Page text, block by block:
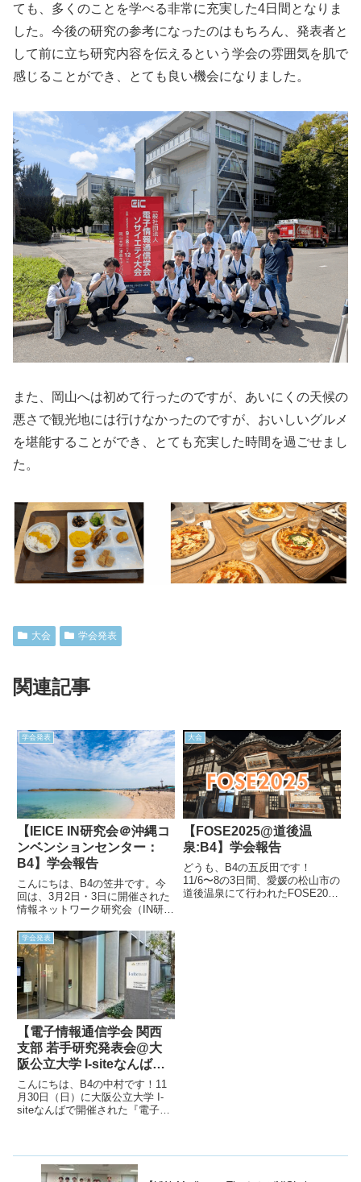
ても、多くのことを学べる非常に充実した4日間となりま
した。今後の研究の参考になったのはもちろん、発表者と
して前に立ち研究内容を伝えるという学会の雰囲気を肌で
感じることができ、とても良い機会になりました。
また、岡山へは初めて行ったのですが、あいにくの天候の
悪さで観光地には行けなかったのですが、おいしいグルメ
を堪能することができ、とても充実した時間を過ごせまし
た。
大会 学会発表
関連記事
学会発表
【IEICE IN研究会＠沖縄コ
ンベンションセンター：
B4】学会報告
こんにちは、B4の笠井です。今
回は、3月2日・3日に開催された
情報ネットワーク研究会（IN研究
沖縄コンベンションセンターで、
個人的には、久々の沖縄上陸に心
躍る気持ちで沖縄へと赴きました
🍍3月の沖縄は、気温が20...
大会
【FOSE2025@道後温
泉:B4】学会報告
どうも、B4の五反田です！
11/6〜8の3日間、愛媛の松山市の
道後温泉にて行われたFOSE2025
学会発表
【電子情報通信学会 関西
支部 若手研究発表会@大
阪公立大学 I-siteなんば：
B4】学会報告
こんにちは、B4の中村です！11
月30日（日）に大阪公立大学 I-
siteなんばで開催された『電子情
を報告します。I...